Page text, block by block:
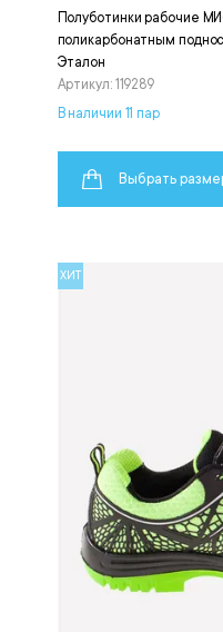
Полуботинки рабочие
поликарбонатным
Эталон
Артикул: 119289
В наличии 11 пар
Выбрать
ХИТ